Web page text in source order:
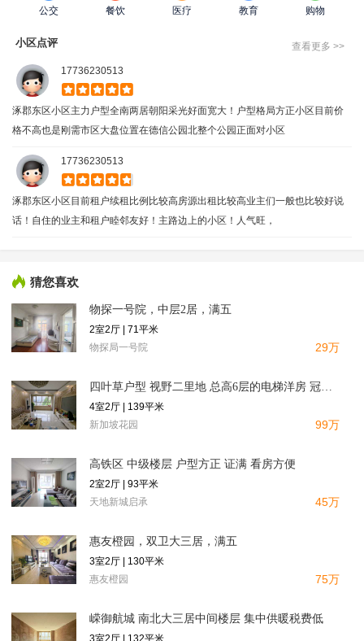
公交 餐饮 医疗 教育 购物
小区点评 查看更多 >>
17736230513
涿郡东区小区主力户型全南两居朝阳采光好面宽大！户型格局方正小区目前价
格不高也是刚需市区大盘位置在德信公园北整个公园正面对小区
17736230513
涿郡东区小区目前租户续租比例比较高房源出租比较高业主们一般也比较好说
话！自住的业主和租户睦邻友好！主路边上的小区！人气旺，
猜您喜欢
物探一号院，中层2居，满五
2室2厅 | 71平米
物探局一号院
29万
4室2厅 | 139平米
新加坡花园
99万
高铁区 中级楼层 户型方正 证满 看房方便
2室2厅 | 93平米
天地新城启承
45万
惠友橙园，双卫大三居，满五
3室2厅 | 130平米
惠友橙园
75万
嵘御航城 南北大三居中间楼层 集中供暖税费低
3室2厅 | 132平米